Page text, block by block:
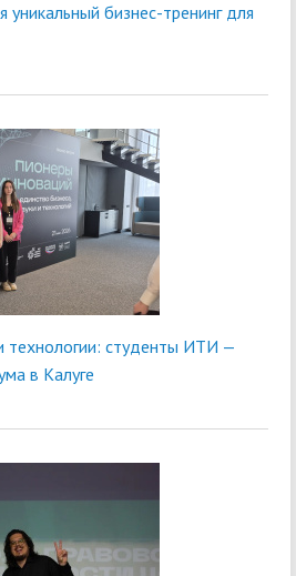
уникальный бизнес-тренинг для
технологии: студенты ИТИ —
в Калуге